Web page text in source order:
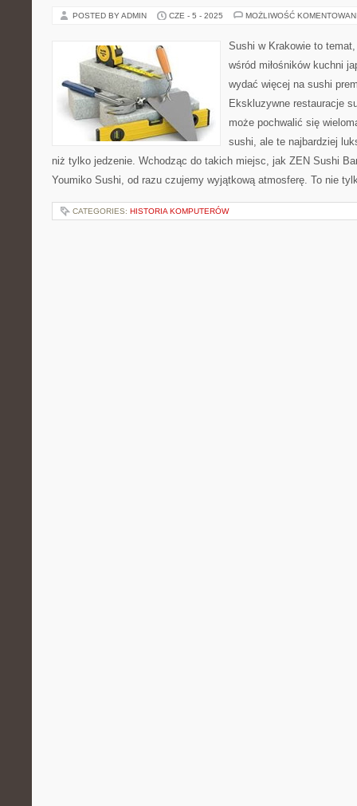
POSTED BY ADMIN CZE - 5 - 2025 MOŻLIWOŚĆ
Sushi w Krakowie to
wśród miłośników kuchni
wydać więcej na sushi
Ekskluzywne restauracje
może pochwalić się
sushi, ale te najbardziej
niż tylko jedzenie. Wchodząc do takich miejsc, jak ZEN Sushi
Youmiko Sushi, od razu czujemy wyjątkową atmosferę. To nie
CATEGORIES: HISTORIA KOMPUTERÓW